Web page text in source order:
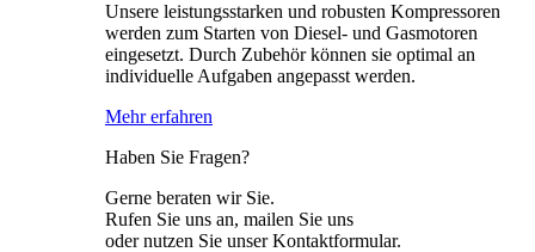
Unsere leistungsstarken und robusten Kompressoren
werden zum Starten von Diesel- und Gasmotoren
eingesetzt. Durch Zubehör können sie optimal an
individuelle Aufgaben angepasst werden.
Mehr erfahren
Haben Sie Fragen?
Gerne beraten wir Sie.
Rufen Sie uns an, mailen Sie uns
oder nutzen Sie unser Kontaktformular.